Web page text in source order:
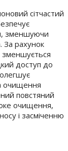
сітчастий
зменшуючи
За рахунок
зменшується
доступ до
очищення
повстяний
очищення,
і засміченню